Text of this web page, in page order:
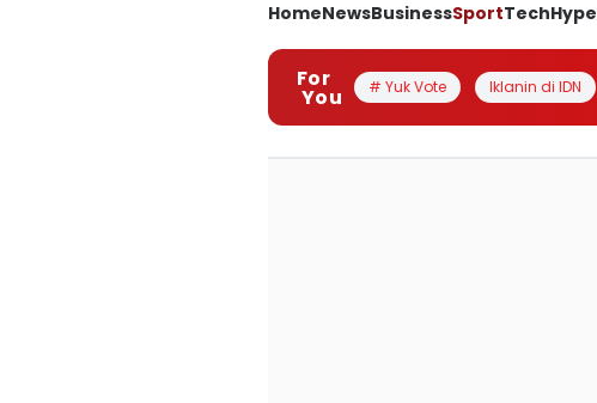
HomeNewsBusinessSportTechHype
For
You # Yuk Vote Iklanin di IDN